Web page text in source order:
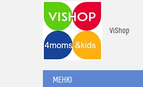
ViShop